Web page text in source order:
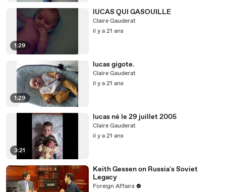
1:29
lUCAS QUI GASOUILLE
Claire Gauderat
il y a 21 ans
1:29
lucas gigote.
Claire Gauderat
il y a 21 ans
3:21
lucas né le 29 juillet 2005
Claire Gauderat
il y a 21 ans
Keith Gessen on Russia's Soviet
Legacy
Foreign Affairs